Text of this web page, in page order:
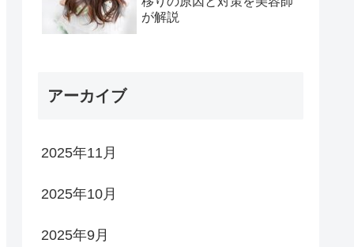
が解説
アーカイブ
2025年11月
2025年10月
2025年9月